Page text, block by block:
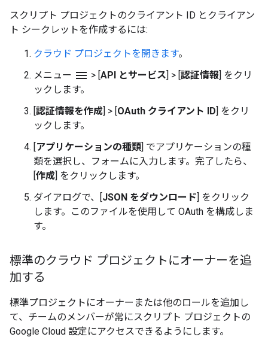
スクリプト プロジェクトのクライアント ID とクライアン
ト シークレットを作成するには:
クラウド プロジェクトを開きます。
メニュー menu > [API とサービス] > [認証情報] をクリ
ックします。
[認証情報を作成] > [OAuth クライアント ID] をクリ
ックします。
[アプリケーションの種類] でアプリケーションの種
類を選択し、フォームに入力します。完了したら、
[作成] をクリックします。
ダイアログで、[JSON をダウンロード] をクリック
します。このファイルを使用して OAuth を構成しま
す。
標準のクラウド プロジェクトにオーナーを追
加する
標準プロジェクトにオーナーまたは他のロールを追加し
て、チームのメンバーが常にスクリプト プロジェクトの
Google Cloud 設定にアクセスできるようにします。